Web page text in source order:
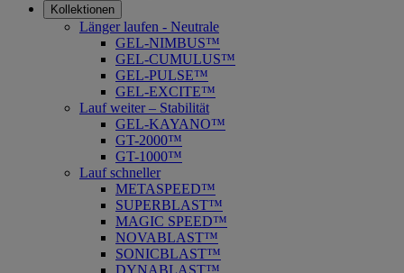
Kollektionen
Länger laufen - Neutrale
GEL-NIMBUS™
GEL-CUMULUS™
GEL-PULSE™
GEL-EXCITE™
Lauf weiter – Stabilität
GEL-KAYANO™
GT-2000™
GT-1000™
Lauf schneller
METASPEED™
SUPERBLAST™
MAGIC SPEED™
NOVABLAST™
SONICBLAST™
DYNABLAST™